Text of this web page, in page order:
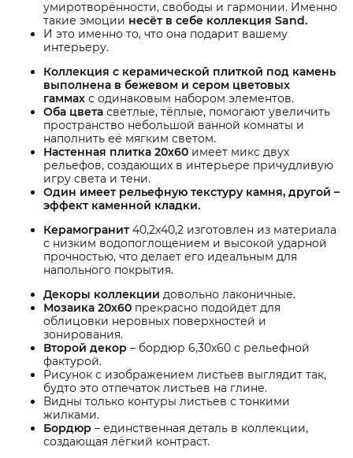
умиротворённости, свободы и гармонии. Именно
такие эмоции несёт в себе коллекция Sand.
И это именно то, что она подарит вашему
интерьеру.
Коллекция с керамической плиткой под камень
выполнена в бежевом и сером цветовых
гаммах с одинаковым набором элементов.
Оба цвета светлые, тёплые, помогают увеличить
пространство небольшой ванной комнаты и
наполнить её мягким светом.
Настенная плитка 20х60 имеет микс двух
рельефов, создающих в интерьере причудливую
игру света и тени.
Один имеет рельефную текстуру камня, другой –
эффект каменной кладки.
Керамогранит 40,2х40,2 изготовлен из материала
с низким водопоглощением и высокой ударной
прочностью, что делает его идеальным для
напольного покрытия.
Декоры коллекции довольно лаконичные.
Мозаика 20х60 прекрасно подойдёт для
облицовки неровных поверхностей и
зонирования.
Второй декор – бордюр 6,30х60 с рельефной
фактурой.
Рисунок с изображением листьев выглядит так,
будто это отпечаток листьев на глине.
Видны только контуры листьев с тонкими
жилками.
Бордюр – единственная деталь в коллекции,
создающая лёгкий контраст.